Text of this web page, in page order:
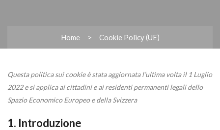
Home Cookie Policy (UE)
Questa politica sui cookie è stata aggiornata l’ultima volta il 1 Luglio
2022 e si applica ai cittadini e ai residenti permanenti legali dello
Spazio Economico Europeo e della Svizzera
1. Introduzione